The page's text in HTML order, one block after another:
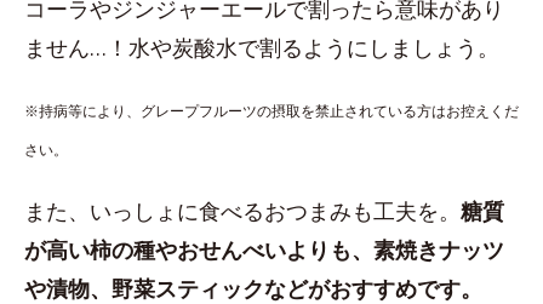
コーラやジンジャーエールで割ったら意味があり
ません…！水や炭酸水で割るようにしましょう。
※持病等により、グレープフルーツの摂取を禁止されている方はお控えくだ
さい。
また、いっしょに食べるおつまみも工夫を。 糖質
が高い柿の種やおせんべいよりも、素焼きナッツ
や漬物、野菜スティックなどがおすすめです。